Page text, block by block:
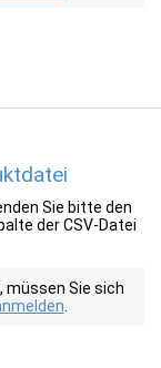
Sie bitte den
der CSV-Datei
müssen Sie sich